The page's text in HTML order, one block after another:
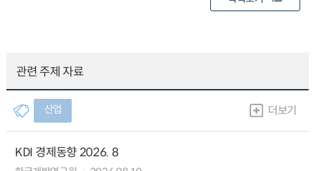
관련 주제 자료
산업 더보기
KDI 경제동향 2026. 8